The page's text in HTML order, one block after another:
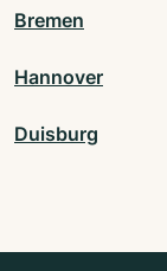
Bremen
Hannover
Duisburg